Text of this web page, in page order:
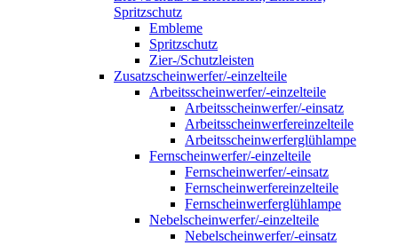
Spritzschutz
Embleme
Spritzschutz
Zier-/Schutzleisten
Zusatzscheinwerfer/-einzelteile
Arbeitsscheinwerfer/-einzelteile
Arbeitsscheinwerfer/-einsatz
Arbeitsscheinwerfereinzelteile
Arbeitsscheinwerferglühlampe
Fernscheinwerfer/-einzelteile
Fernscheinwerfer/-einsatz
Fernscheinwerfereinzelteile
Fernscheinwerferglühlampe
Nebelscheinwerfer/-einzelteile
Nebelscheinwerfer/-einsatz